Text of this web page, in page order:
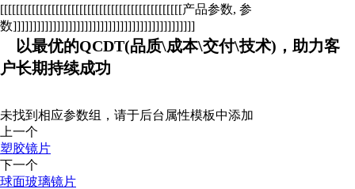
[[[[[[[[[[[[[[[[[[[[[[[[[[[[[[[[[[[[[[[[[[[[[[产品参数, 参
数]]]]]]]]]]]]]]]]]]]]]]]]]]]]]]]]]]]]]]]]]]]]]]
以最优的QCDT(品质\成本\交付\技术)，助力客
户长期持续成功
未找到相应参数组，请于后台属性模板中添加
上一个
塑胶镜片
下一个
球面玻璃镜片